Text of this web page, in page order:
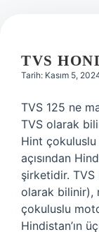
TVS
Tarih: Kasım 5,
TVS 125 ne
TVS olarak
Hint
açısından
şirketidir.
olarak bilinir),
çokuluslu
Hindistan’ın